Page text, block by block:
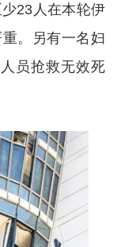
23人在本轮伊
。另有一名妇
员抢救无效死